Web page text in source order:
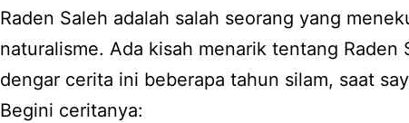
Raden Saleh adalah salah seorang yang
naturalisme. Ada kisah menarik tentang Raden
dengar cerita ini beberapa tahun silam, saat
Begini ceritanya: